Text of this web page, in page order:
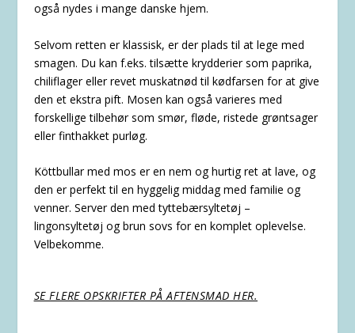
også nydes i mange danske hjem.
Selvom retten er klassisk, er der plads til at lege med
smagen. Du kan f.eks. tilsætte krydderier som paprika,
chiliflager eller revet muskatnød til kødfarsen for at give
den et ekstra pift. Mosen kan også varieres med
forskellige tilbehør som smør, fløde, ristede grøntsager
eller finthakket purløg.
Köttbullar med mos er en nem og hurtig ret at lave, og
den er perfekt til en hyggelig middag med familie og
venner. Server den med tyttebærsyltetøj –
lingonsyltetøj og brun sovs for en komplet oplevelse.
Velbekomme.
SE FLERE OPSKRIFTER PÅ AFTENSMAD HER.